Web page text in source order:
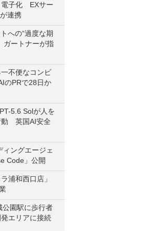
電子化 EXサー
連携
への“過度な期
ートナーが指
不便なコンビ
PRで28日か
5.6 Solが人を
動 英国AI安全
ィングエージェ
Code」公開
浦和西口店」
公園駅に歩行者
エリアに接続